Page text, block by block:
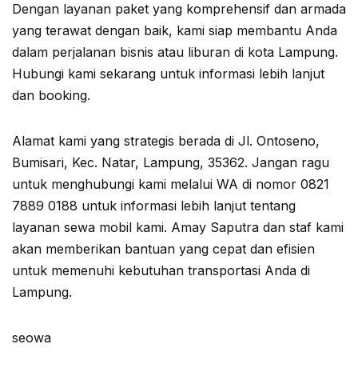
Dengan layanan paket yang komprehensif dan armada
yang terawat dengan baik, kami siap membantu Anda
dalam perjalanan bisnis atau liburan di kota Lampung.
Hubungi kami sekarang untuk informasi lebih lanjut
dan booking.
Alamat kami yang strategis berada di Jl. Ontoseno,
Bumisari, Kec. Natar, Lampung, 35362. Jangan ragu
untuk menghubungi kami melalui WA di nomor 0821
7889 0188 untuk informasi lebih lanjut tentang
layanan sewa mobil kami. Amay Saputra dan staf kami
akan memberikan bantuan yang cepat dan efisien
untuk memenuhi kebutuhan transportasi Anda di
Lampung.
seowa